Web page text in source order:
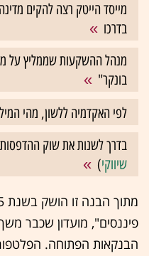
מייסד הייטק רצה להקים
בדרכו
מנהל ההשקעות שממליץ על
בונקר"
לפי האקדמיה ללשון, מהי
בדרך לשנות את שוק ההדפסות
שיווקי)
פיננסים", מועדון שכבר
הבנקאות הפתוחה.